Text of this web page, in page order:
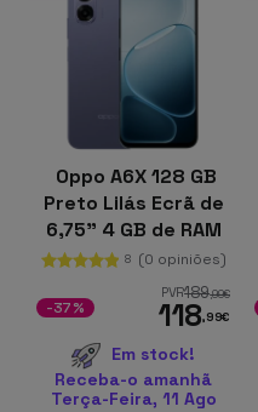
Oppo A6X 128 GB
Preto Lilás Ecrã de
6,75" 4 GB de RAM
Bateria de 6100
8 (0 opiniões)
PVR189,99€
118,99€
-37%
Em stock!
Receba-o amanhã
Terça-Feira, 11 Ago